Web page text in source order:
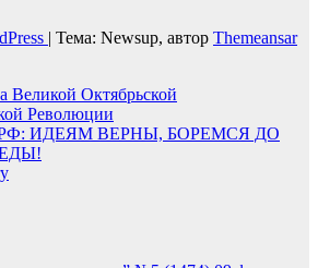
| Тема: Newsup, автор Themeansar
Великой Октябрьской
Революции
ИДЕЯМ ВЕРНЫ, БОРЕМСЯ ДО